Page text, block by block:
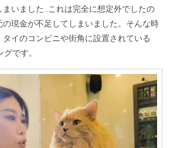
いました…これは完全に想定外でしたの
の現金が不足してしまいました。そんな時
イのコンビニや街角に設置されている
です。